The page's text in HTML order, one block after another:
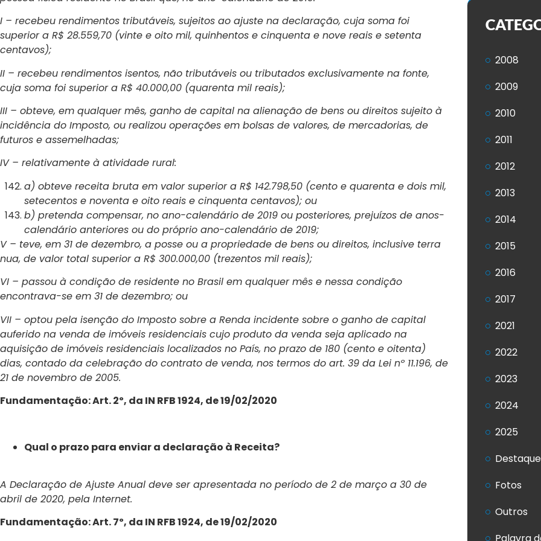
I – recebeu rendimentos tributáveis, sujeitos ao ajuste na declaração, cuja soma foi
superior a R$ 28.559,70 (vinte e oito mil, quinhentos e cinquenta e nove reais e setenta
centavos);
II – recebeu rendimentos isentos, não tributáveis ou tributados exclusivamente na fonte,
cuja soma foi superior a R$ 40.000,00 (quarenta mil reais);
III – obteve, em qualquer mês, ganho de capital na alienação de bens ou direitos sujeito à
incidência do Imposto, ou realizou operações em bolsas de valores, de mercadorias, de
futuros e assemelhadas;
IV – relativamente à atividade rural:
a) obteve receita bruta em valor superior a R$ 142.798,50 (cento e quarenta e dois mil,
setecentos e noventa e oito reais e cinquenta centavos); ou
b) pretenda compensar, no ano-calendário de 2019 ou posteriores, prejuízos de anos-
calendário anteriores ou do próprio ano-calendário de 2019;
V – teve, em 31 de dezembro, a posse ou a propriedade de bens ou direitos, inclusive terra
nua, de valor total superior a R$ 300.000,00 (trezentos mil reais);
VI – passou à condição de residente no Brasil em qualquer mês e nessa condição
encontrava-se em 31 de dezembro; ou
VII – optou pela isenção do Imposto sobre a Renda incidente sobre o ganho de capital
auferido na venda de imóveis residenciais cujo produto da venda seja aplicado na
aquisição de imóveis residenciais localizados no País, no prazo de 180 (cento e oitenta)
dias, contado da celebração do contrato de venda, nos termos do art. 39 da Lei nº 11.196, de
21 de novembro de 2005.
Fundamentação: Art. 2º, da IN RFB 1924, de 19/02/2020
Qual o prazo para enviar a declaração à Receita?
A Declaração de Ajuste Anual deve ser apresentada no período de 2 de março a 30 de
abril de 2020, pela Internet.
Fundamentação: Art. 7º, da IN RFB 1924, de 19/02/2020
2008
2009
2010
2011
2012
2013
2014
2015
2016
2017
2021
2022
2023
2024
2025
Fotos
Outros